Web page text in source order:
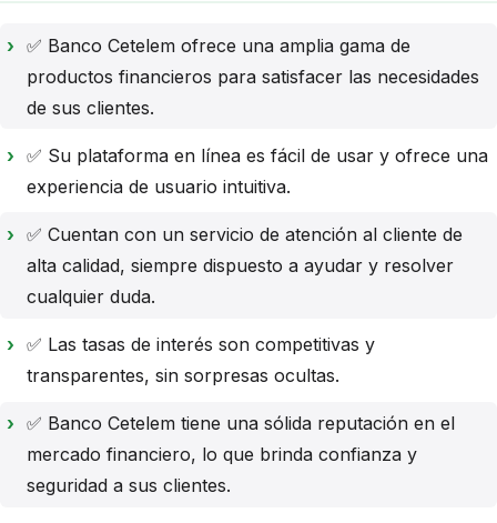
✅ Banco Cetelem ofrece una amplia gama de
productos financieros para satisfacer las necesidades
de sus clientes.
✅ Su plataforma en línea es fácil de usar y ofrece una
experiencia de usuario intuitiva.
✅ Cuentan con un servicio de atención al cliente de
alta calidad, siempre dispuesto a ayudar y resolver
cualquier duda.
✅ Las tasas de interés son competitivas y
transparentes, sin sorpresas ocultas.
✅ Banco Cetelem tiene una sólida reputación en el
mercado financiero, lo que brinda confianza y
seguridad a sus clientes.